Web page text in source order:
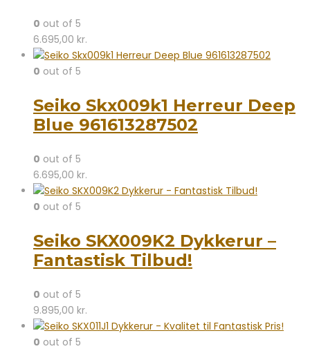
0 out of 5
6.695,00 kr.
0 out of 5
Seiko Skx009k1 Herreur Deep
Blue 961613287502
0 out of 5
6.695,00 kr.
0 out of 5
Seiko SKX009K2 Dykkerur –
Fantastisk Tilbud!
0 out of 5
9.895,00 kr.
0 out of 5